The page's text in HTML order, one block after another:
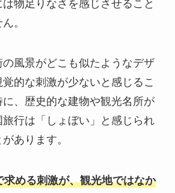
物足りなさを感じさせること
。
の風景がどこも似たようなデザ
的な刺激が少ないと感じるこ
に、歴史的な建物や観光名所が
行は「しょぼい」と感じられ
あります。
求める刺激が、観光地ではなか